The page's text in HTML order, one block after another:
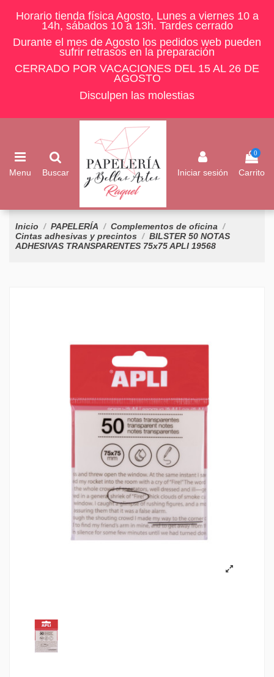
Horario tienda física Agosto, Lunes a viernes 10 a
14h, sábados 10 a 13h. Tardes cerrado
Durante el mes de Agosto los pedidos web pueden
sufrir retrasos en la preparación
CERRADO POR VACACIONES DEL 15 AL 26 DE
AGOSTO
Disculpen las molestias
Menu Buscar Iniciar sesión
0
Carrito
Inicio PAPELERÍA
Complementos de oficina
Cintas adhesivas y precintos
BILSTER 50 NOTAS
ADHESIVAS TRANSPARENTES 75x75 APLI 19568